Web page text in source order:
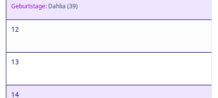
Geburtstage: Dahlia (39)
12
13
14